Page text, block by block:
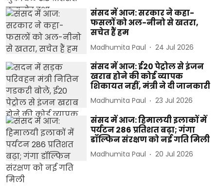
संसद में आज: सरकार ने कहा-
फसलों को अल-नीनो से खतरा,
सचेत हैं हम
Madhumita Paul 24 Jul 2026
संसद में आज: ई20 पेट्रोल से इंजन
खराब होने की कोई व्यापक
शिकायत नहीं, मंत्री ने दी जानकारी
Madhumita Paul 23 Jul 2026
संसद में आज: हिमालयी इलाकों में
पर्यटन 286 प्रतिशत बढ़ा; गंगा
डॉल्फिन संरक्षण को नई गति मिली
Madhumita Paul 20 Jul 2026